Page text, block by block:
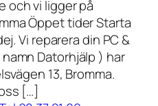
och vi ligger på
Öppet tider Starta
Vi reparera din PC &
Datorhjälp ) har
13, Bromma.
[…]